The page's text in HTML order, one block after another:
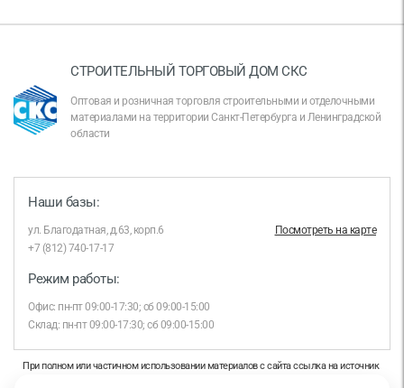
СТРОИТЕЛЬНЫЙ ТОРГОВЫЙ ДОМ СКС
Оптовая и розничная торговля строительными и отделочными
материалами на территории Санкт-Петербурга и Ленинградской
области
Наши базы:
ул. Благодатная, д.63, корп.6
Посмотреть на карте
+7 (812) 740-17-17
Режим работы:
Офис: пн-пт 09:00-17:30; сб 09:00-15:00
Склад: пн-пт 09:00-17:30; сб 09:00-15:00
При полном или частичном использовании материалов с сайта ссылка на источник